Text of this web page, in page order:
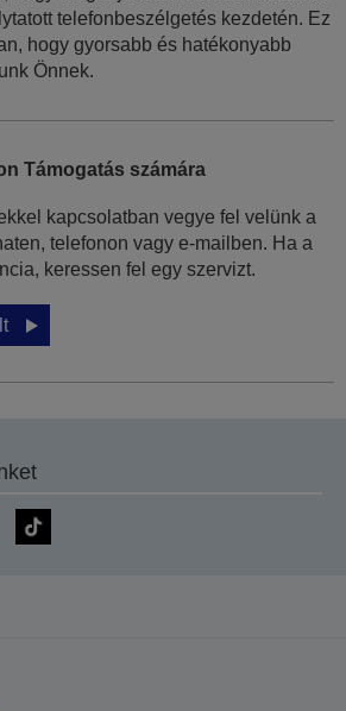
telefonbeszélgetés kezdetén. Ez
hogy gyorsabb és hatékonyabb
Önnek.
Támogatás számára
kapcsolatban vegye fel velünk a
telefonon vagy e-mailben. Ha a
keressen fel egy szervizt.